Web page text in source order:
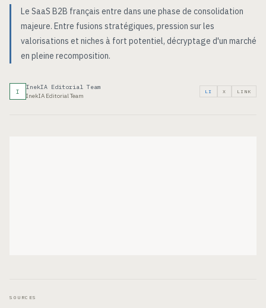
Le SaaS B2B français entre dans une phase de consolidation
majeure. Entre fusions stratégiques, pression sur les
valorisations et niches à fort potentiel, décryptage d'un marché
en pleine recomposition.
I
InekIA Editorial Team
InekIA Editorial Team
LI X LINK
SOURCES